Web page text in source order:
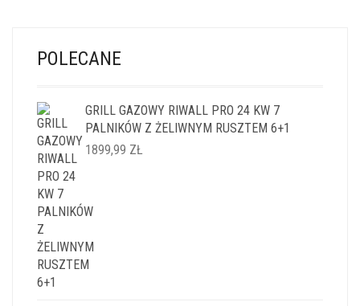
POLECANE
GRILL GAZOWY RIWALL PRO 24 KW 7
PALNIKÓW Z ŻELIWNYM RUSZTEM 6+1
1899,99 ZŁ